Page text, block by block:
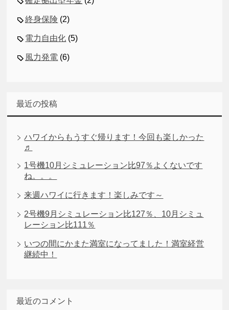
終身保険 (2)
電力自由化 (5)
風力発電 (6)
最近の投稿
ハワイからもうすぐ帰ります！今回も楽しかった
♬
1号機10月シミュレーション比97％よくないです
ね。。。
来週ハワイに行きます！楽しみです～
2号機9月シミュレーション比127％、10月シミュ
レーション比111％
いつの間にかまた満室になってました！満室経営
継続中！
最近のコメント